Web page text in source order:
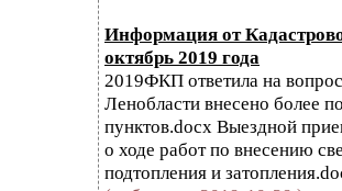
Информация от
октябрь 2019 года
2019ФКП ответила на
Ленобласти внесено более
пунктов.docx Выездной
о ходе работ по внесению
подтопления и